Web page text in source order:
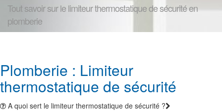
Tout savoir sur le limiteur thermostatique de sécurité en
plomberie
Plomberie : Limiteur
thermostatique de sécurité
A quoi sert le limiteur thermostatique de sécurité ?